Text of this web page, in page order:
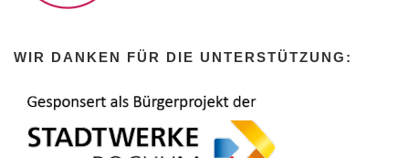
i
WIR DANKEN FÜR DIE UNTERSTÜTZUNG: